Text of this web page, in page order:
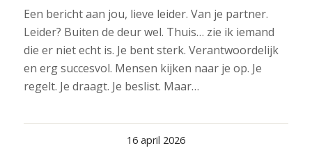
Een bericht aan jou, lieve leider. Van je partner.
Leider? Buiten de deur wel. Thuis… zie ik iemand
die er niet echt is. Je bent sterk. Verantwoordelijk
en erg succesvol. Mensen kijken naar je op. Je
regelt. Je draagt. Je beslist. Maar…
16 april 2026